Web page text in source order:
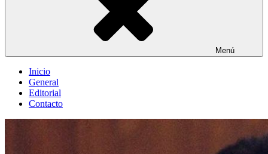
Menú
Inicio
General
Editorial
Contacto